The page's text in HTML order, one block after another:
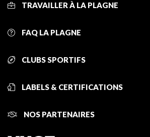
TRAVAILLER À LA PLAGNE
FAQ LA PLAGNE
CLUBS SPORTIFS
LABELS & CERTIFICATIONS
NOS PARTENAIRES